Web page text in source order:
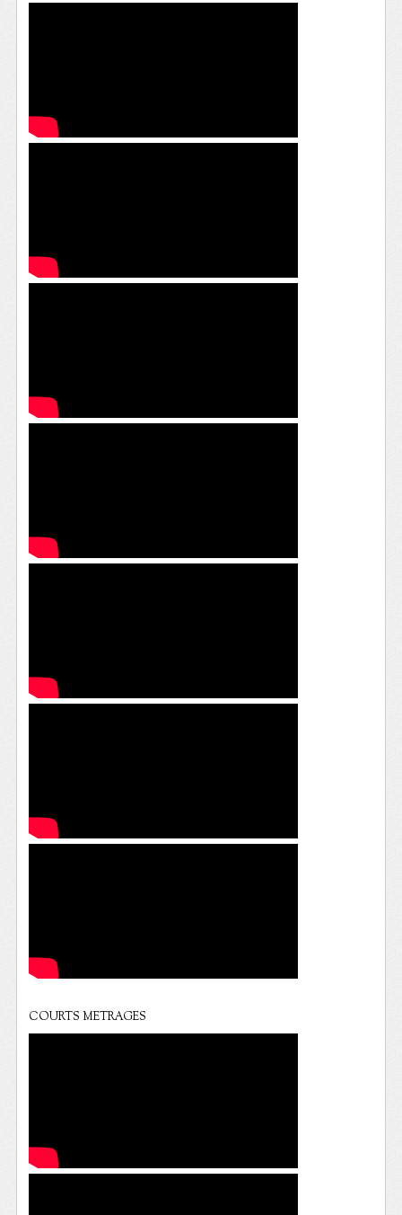
COURTS METRAGES